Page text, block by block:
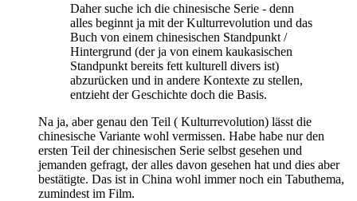
Daher suche ich die chinesische Serie - denn
alles beginnt ja mit der Kulturrevolution und das
Buch von einem chinesischen Standpunkt /
Hintergrund (der ja von einem kaukasischen
Standpunkt bereits fett kulturell divers ist)
abzurücken und in andere Kontexte zu stellen,
entzieht der Geschichte doch die Basis.
Na ja, aber genau den Teil ( Kulturrevolution) lässt die
chinesische Variante wohl vermissen. Habe habe nur den
ersten Teil der chinesischen Serie selbst gesehen und
jemanden gefragt, der alles davon gesehen hat und dies aber
bestätigte. Das ist in China wohl immer noch ein Tabuthema,
zumindest im Film.